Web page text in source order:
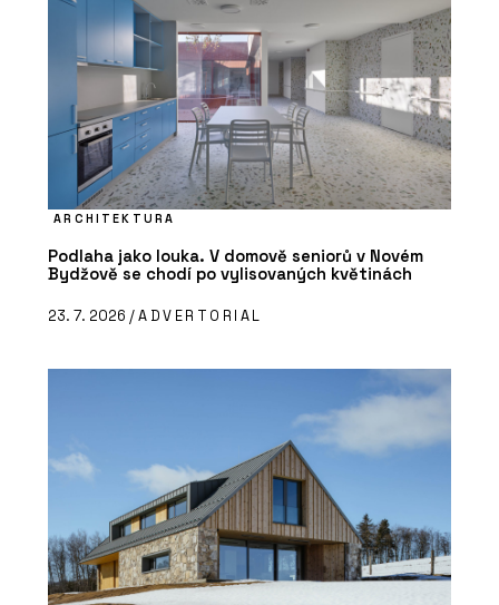
ARCHITEKTURA
Podlaha jako louka. V domově seniorů v Novém
Bydžově se chodí po vylisovaných květinách
23. 7. 2026 /ADVERTORIAL